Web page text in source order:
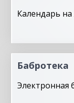
Календарь
Бабротека
Электронная